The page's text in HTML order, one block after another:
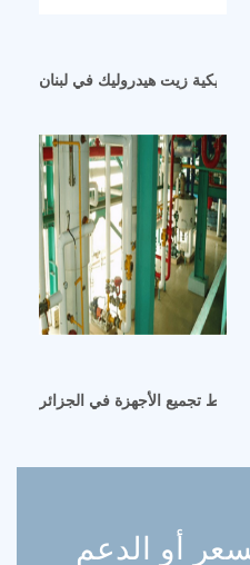
زيت هيدروليك في لبنان
تجميع الأجهزة في الجزائر
أو الدعم